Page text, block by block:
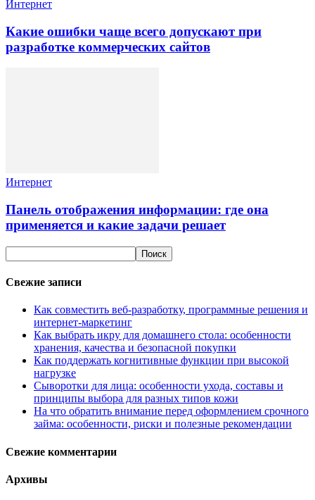
Интернет
Какие ошибки чаще всего допускают при
разработке коммерческих сайтов
Интернет
Панель отображения информации: где она
применяется и какие задачи решает
Свежие записи
Как совместить веб-разработку, программные решения и
интернет-маркетинг
Как выбрать икру для домашнего стола: особенности
хранения, качества и безопасной покупки
Как поддержать когнитивные функции при высокой
нагрузке
Сыворотки для лица: особенности ухода, составы и
принципы выбора для разных типов кожи
На что обратить внимание перед оформлением срочного
займа: особенности, риски и полезные рекомендации
Свежие комментарии
Архивы